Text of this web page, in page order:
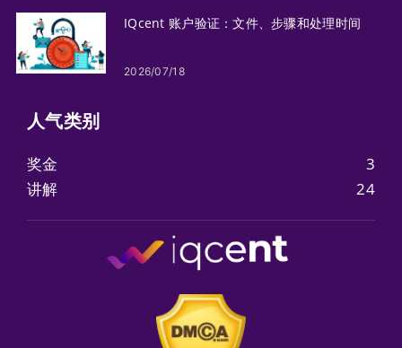
IQcent 账户验证：文件、步骤和处理时间
2026/07/18
人气类​​别
奖金
3
讲解
24